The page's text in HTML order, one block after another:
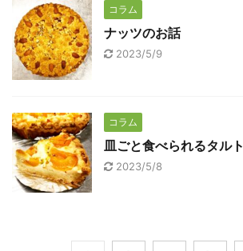
コラム
ナッツのお話
2023/5/9
コラム
皿ごと食べられるタルト
2023/5/8